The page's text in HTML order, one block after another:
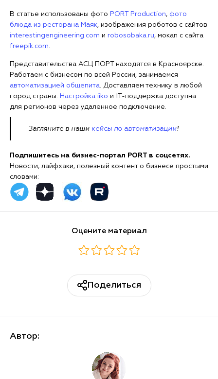
В статье использованы фото PORT Production, фото
блюда из ресторана Маяк, изображения роботов с сайтов
interestingengineering.com и robosobaka.ru, мокап с сайта
freepik.com.
Представительства АСЦ ПОРТ находятся в Красноярске.
Работаем с бизнесом по всей России, занимаемся
автоматизацией общепита. Доставляем технику в любой
город страны. Настройка iiko и IT-поддержка доступна
для регионов через удаленное подключение.
Загляните в наши кейсы по автоматизации!
Подпишитесь на бизнес-портал PORT в соцсетях.
Новости, лайфхаки, полезный контент о бизнесе простыми
словами:
Оцените материал
Поделиться
Автор: